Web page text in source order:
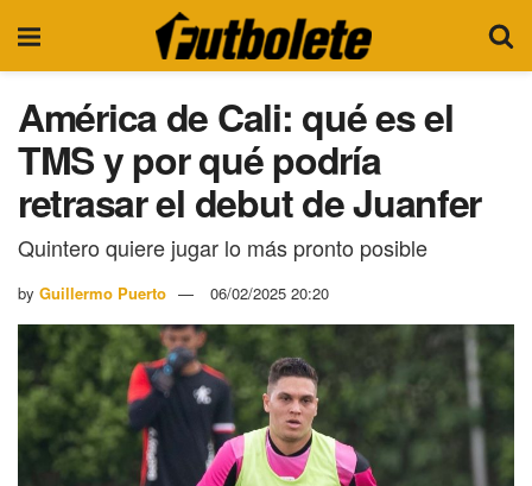
América de Cali: qué es el
TMS y por qué podría
retrasar el debut de Juanfer
Quintero quiere jugar lo más pronto posible
by Guillermo Puerto 06/02/2025 20:20